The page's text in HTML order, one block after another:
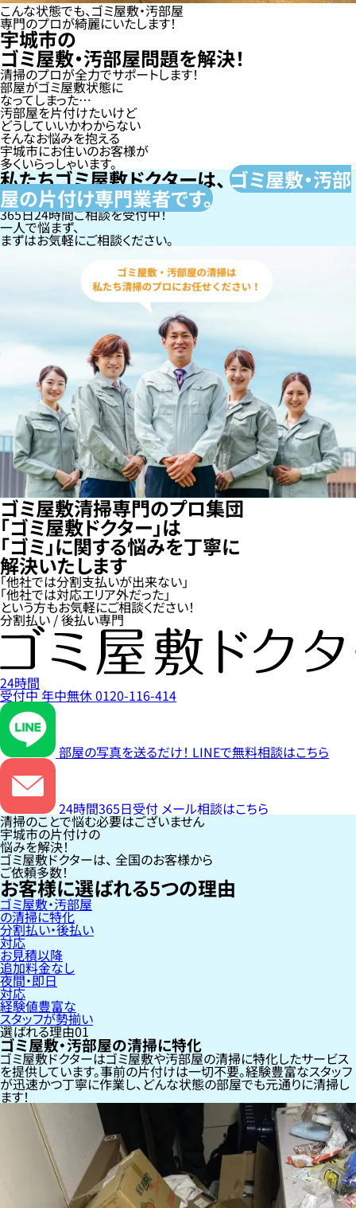
こんな状態でも、ゴミ屋敷・汚部屋
専門のプロが綺麗にいたします！
宇城市の
ゴミ屋敷・汚部屋問題を解決！
清掃のプロが全力でサポートします！
部屋がゴミ屋敷状態に
なってしまった…
汚部屋を片付けたいけど
どうしていいかわからない
そんなお悩みを抱える
宇城市にお住いのお客様が
多くいらっしゃいます。
私たちゴミ屋敷ドクターは、ゴミ屋敷・汚部
屋の片付け専門業者です。
365日24時間ご相談を受付中！
一人で悩まず、
まずはお気軽にご相談ください。
ゴミ屋敷清掃専門のプロ集団
「ゴミ屋敷ドクター」は
「ゴミ」に関する悩みを丁寧に
解決いたします
「他社では分割支払いが出来ない」
「他社では対応エリア外だった」
という方もお気軽にご相談ください！
分割払い / 後払い専門
24時間
受付中年中無休0120-116-414
部屋の写真を送るだけ！ LINEで無料相談はこちら
24時間365日受付 メール相談はこちら
清掃のことで悩む必要はございません
宇城市の片付けの
悩みを解決！
ゴミ屋敷ドクターは、 全国のお客様から
ご依頼多数！
お客様に選ばれる5つの理由
ゴミ屋敷・汚部屋
の清掃に特化
分割払い・後払い
対応
お見積以降
追加料金なし
夜間・即日
対応
経験値豊富な
スタッフが勢揃い
選ばれる理由01
ゴミ屋敷・汚部屋の清掃に特化
ゴミ屋敷ドクターはゴミ屋敷や汚部屋の清掃に特化したサービス
を提供しています。事前の片付けは一切不要。経験豊富なスタッフ
が迅速かつ丁寧に作業し、どんな状態の部屋でも元通りに清掃し
ます！